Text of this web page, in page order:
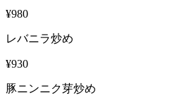
¥980
レバニラ炒め
¥930
豚ニンニク芽炒め